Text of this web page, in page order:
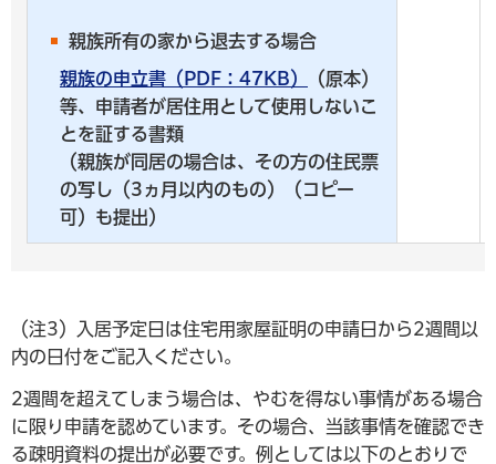
親族所有の家から退去する場合
親族の申立書（PDF：47KB）
（原本）
等、申請者が居住用として使用しないこ
とを証する書類
（親族が同居の場合は、その方の住民票
の写し（3ヵ月以内のもの）（コピー
可）も提出）
（注3）入居予定日は住宅用家屋証明の申請日から2週間以
内の日付をご記入ください。
2週間を超えてしまう場合は、やむを得ない事情がある場合
に限り申請を認めています。その場合、当該事情を確認でき
る疎明資料の提出が必要です。例としては以下のとおりで